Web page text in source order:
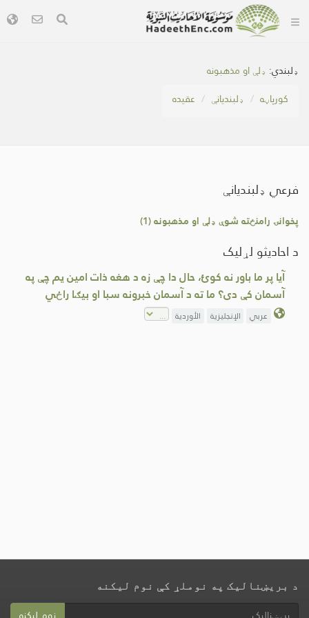
ډلبندي: ډلې او مذهبونه
کور‌پاڼه
ډلبندیانې عقیده
فرعي ډلبندیانې
پخوانۍ رامنځته شوې ډلې او مذهبونه (1)
د احادیثو لړلیک
آیا پر ما باور نه کوئ، حال دا چې زه د هغه ذات امین یم چې په
آسمان کې دی؟ ما ته د آسمان خبرونه سبا او بیګا راځي
عربي الإنجليزية الأوردية
د بریښنالیک په نوملړ کې نوم لیکنه